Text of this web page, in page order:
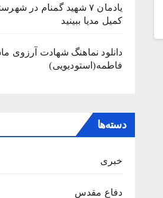
یادمان ۷ شهید گمنام در
کمیل مدیا ببینید
دانلود نماهنگ شهادت آرزوی
فاطمه(استودیویی)
دسته‌ها
خبری
دفاع مقدس